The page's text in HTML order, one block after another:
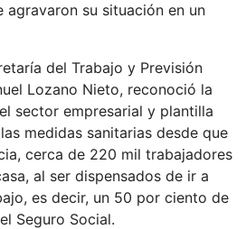
agravaron su situación en un
del Trabajo y Previsión
Lozano Nieto, reconoció la
sector empresarial y plantilla
medidas sanitarias desde que
cerca de 220 mil trabajadores
al ser dispensados de ir a
es decir, un 50 por ciento de
Seguro Social.